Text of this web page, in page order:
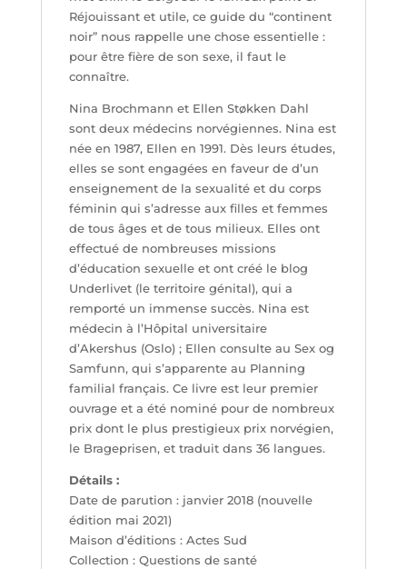
Réjouissant et utile, ce guide du “continent
noir” nous rappelle une chose essentielle :
pour être fière de son sexe, il faut le
connaître.
Nina Brochmann et Ellen Støkken Dahl
sont deux médecins norvégiennes. Nina est
née en 1987, Ellen en 1991. Dès leurs études,
elles se sont engagées en faveur de d’un
enseignement de la sexualité et du corps
féminin qui s’adresse aux filles et femmes
de tous âges et de tous milieux. Elles ont
effectué de nombreuses missions
d’éducation sexuelle et ont créé le blog
Underlivet (le territoire génital), qui a
remporté un immense succès. Nina est
médecin à l’Hôpital universitaire
d’Akershus (Oslo) ; Ellen consulte au Sex og
Samfunn, qui s’apparente au Planning
familial français. Ce livre est leur premier
ouvrage et a été nominé pour de nombreux
prix dont le plus prestigieux prix norvégien,
le Brageprisen, et traduit dans 36 langues.
Détails :
Date de parution : janvier 2018 (nouvelle
édition mai 2021)
Maison d’éditions : Actes Sud
Collection : Questions de santé